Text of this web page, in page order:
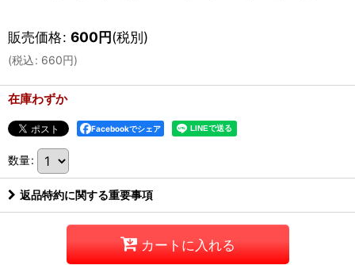
販売価格: 600円(税別)
(税込: 660円)
在庫わずか
Facebookでシェア
数量:
返品特約に関する重要事項
カートに入れる